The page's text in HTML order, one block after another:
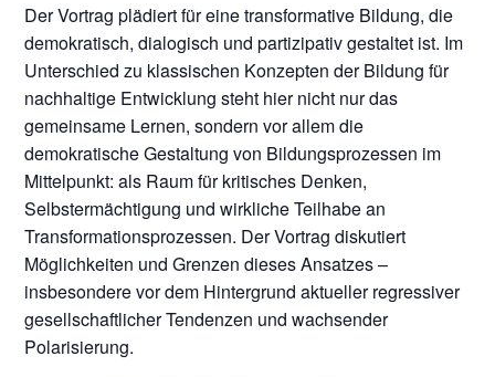
Der Vortrag plädiert für eine transformative Bildung, die
demokratisch, dialogisch und partizipativ gestaltet ist. Im
Unterschied zu klassischen Konzepten der Bildung für
nachhaltige Entwicklung steht hier nicht nur das
gemeinsame Lernen, sondern vor allem die
demokratische Gestaltung von Bildungsprozessen im
Mittelpunkt: als Raum für kritisches Denken,
Selbstermächtigung und wirkliche Teilhabe an
Transformationsprozessen. Der Vortrag diskutiert
Möglichkeiten und Grenzen dieses Ansatzes –
insbesondere vor dem Hintergrund aktueller regressiver
gesellschaftlicher Tendenzen und wachsender
Polarisierung.